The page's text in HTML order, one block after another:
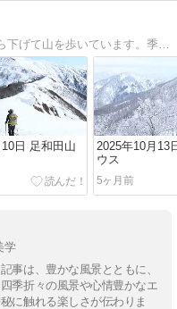
日 足和田山
2025年10月13
ウス
5ヶ月前
学
事は、豊かな風景とともに、
季折々の風景や心情豊かなエ
に触れる楽しさが伝わりま